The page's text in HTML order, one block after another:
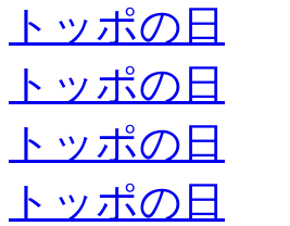
トッポの日
トッポの日
トッポの日
トッポの日